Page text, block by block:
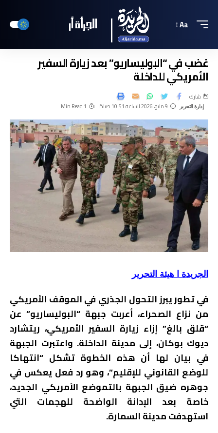
Aa
غضب في “البوليساريو” بعد زيارة السفير
الأمريكي للداخلة
إدارة التحرير 9 مايو، 2026 الساعة 10:51 صباحًا 1 Min Read
شارك
الجريدة ا هيئة التحرير
في تطور يبرز التحول الجذري في الموقف الأمريكي
من نزاع الصحراء، أعربت جبهة “البوليساريو” عن
“قلق بالغ” إزاء زيارة السفير الأمريكي، ريتشارد
ديوك بوكان، إلى مدينة الداخلة. واعتبرت الجبهة
في بيان لها أن هذه الخطوة تشكل “انتهاكا
للوضع القانوني للإقليم”، وهو رد فعل يعكس في
جوهره ضيق الجبهة بالتموضع الأمريكي الجديد،
خاصة بعد الإدانة الواضحة للهجمات التي
استهدفت مدينة السمارة.